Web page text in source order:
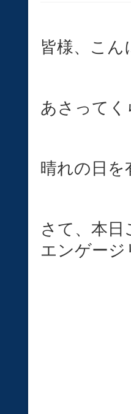
皆様、こん
あさってく
晴れの日
さて、本
エンゲー